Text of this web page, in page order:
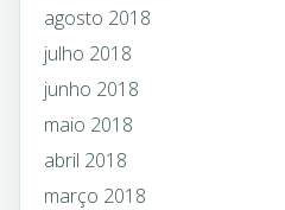
agosto 2018
julho 2018
junho 2018
maio 2018
abril 2018
março 2018